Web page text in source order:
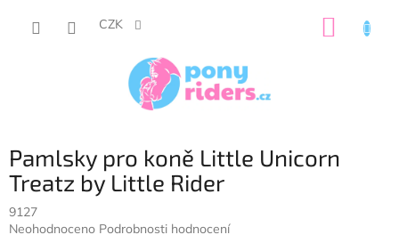
CZK
Pamlsky pro koně Little Unicorn
Treatz by Little Rider
9127
Průměrné
Neohodnoceno Podrobnosti hodnocení